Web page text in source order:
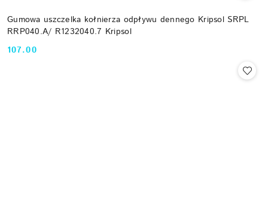
Gumowa uszczelka kołnierza odpływu dennego Kripsol SRPL
RRP040.A/ R1232040.7 Kripsol
Cena:
107.00